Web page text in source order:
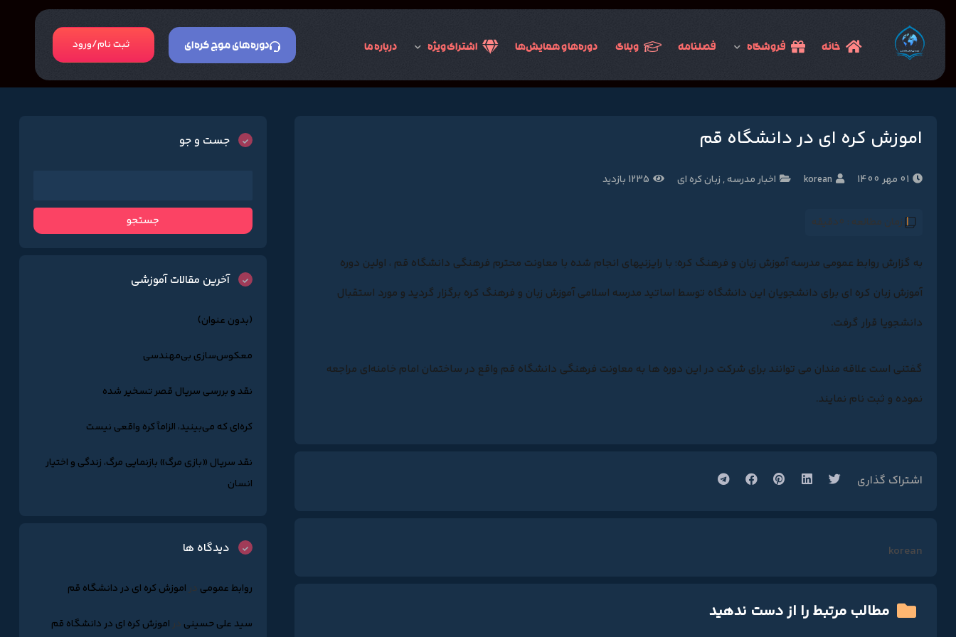
خانه فروشگاه فصلنامه وبلاگ دوره‌ها و همایش‌ها اشتراک ویژه درباره ما دوره‌های موج کره‌ای ثبت نام/ورود
اموزش کره ای در دانشگاه قم
01 مهر 1400 korean اخبار مدرسه, زبان کره ای 1235 بازدید
زمان مطالعه : 0دقیقه
به گزارش روابط عمومی مدرسه آموزش زبان و فرهنگ کره؛ با رایزنیهای انجام شده با معاونت محترم فرهنگی دانشگاه قم ، اولین دوره
آموزش زبان کره ای برای دانشجویان این دانشگاه توسط اساتید مدرسه اسلامی آموزش زبان و فرهنگ کره برگزار گردید و مورد استقبال
دانشجویا قرار گرفت.
گفتنی است علاقه مندان می توانند برای شرکت در این دوره ها به معاونت فرهنگی دانشگاه قم واقع در ساختمان امام خامنه‌ای مراجعه
نموده و ثبت نام نمایند.
اشتراک گذاری
korean
مطالب مرتبط را از دست ندهید
جست و جو
آخرین مقالات آموزشی
(بدون عنوان)
معکوس‌سازی بی‌مهندسی
نقد و بررسی سریال قصر تسخیر شده
کره‌ای که می‌بینید، الزاماً کره واقعی نیست
نقد سریال «بازی مرگ» بازنمایی مرگ، زندگی و اختیار
انسان
دیدگاه ها
روابط عمومی دراموزش کره ای در دانشگاه قم
سید علی حسینی دراموزش کره ای در دانشگاه قم